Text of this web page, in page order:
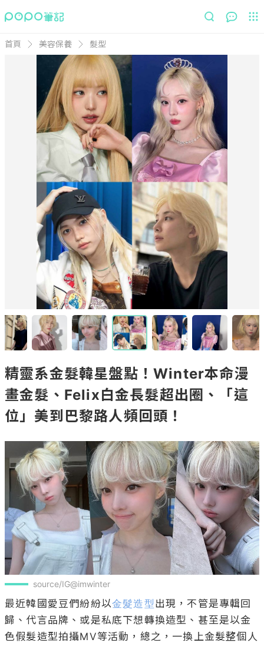
首頁 美容保養 髮型
精靈系金髮韓星盤點！Winter本命漫
畫金髮、Felix白金長髮超出圈、「這
位」美到巴黎路人頻回頭！
source/IG@imwinter
最近韓國愛豆們紛紛以金髮造型 出現，不管是專輯回
歸、代言品牌、或是私底下想轉換造型、甚至是以金
色假髮造型拍攝MV等活動，總之，一換上金髮整個人